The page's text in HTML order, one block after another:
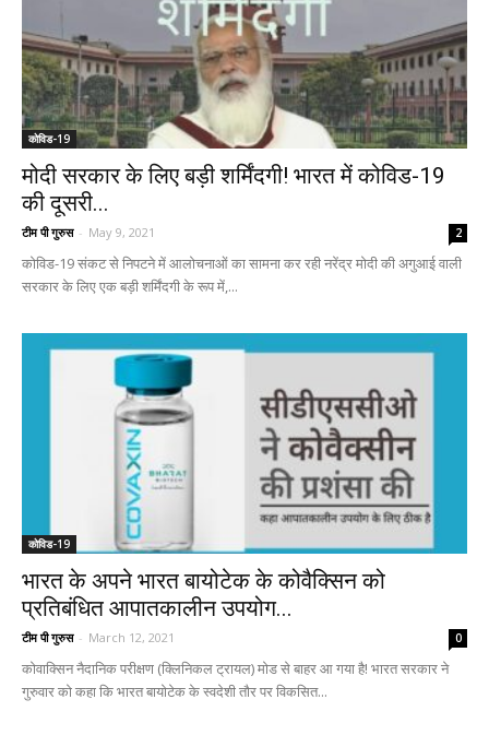
कोविड-19
मोदी सरकार के लिए बड़ी शर्मिंदगी! भारत में कोविड-19
की दूसरी...
टीम पी गुरुस - May 9, 2021 2
कोविड-19 संकट से निपटने में आलोचनाओं का सामना कर रही नरेंद्र मोदी की अगुआई वाली
सरकार के लिए एक बड़ी शर्मिंदगी के रूप में,...
कोविड-19
भारत के अपने भारत बायोटेक के कोवैक्सिन को
प्रतिबंधित आपातकालीन उपयोग...
टीम पी गुरुस - March 12, 2021 0
कोवाक्सिन नैदानिक ​​परीक्षण (क्लिनिकल ट्रायल) मोड से बाहर आ गया है! भारत सरकार ने
गुरुवार को कहा कि भारत बायोटेक के स्वदेशी तौर पर विकसित...